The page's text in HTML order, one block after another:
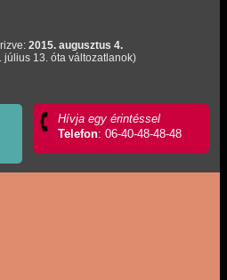
2015. augusztus 4.
július 13. óta változatlanok)
Hívja egy érintéssel
Telefon: 06-40-48-48-48